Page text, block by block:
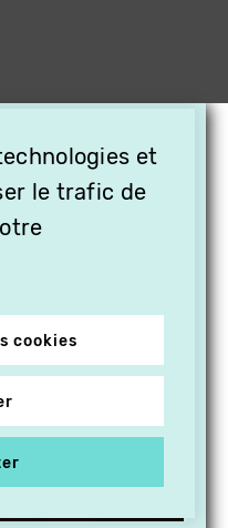
et
le trafic de
cookies
EN
VOS
!